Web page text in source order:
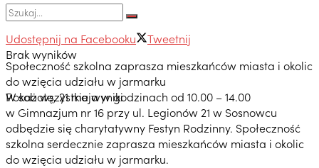
Brak wyników
Pokaż wszystkie wyniki
Udostępnij na Facebooku
Tweetnij
Społeczność szkolna zaprasza mieszkańców miasta i okolic
do wzięcia udziału w jarmarku
W sobotę, 21 maja w godzinach od 10.00 – 14.00
w Gimnazjum nr 16 przy ul. Legionów 21 w Sosnowcu
odbędzie się charytatywny Festyn Rodzinny. Społeczność
szkolna serdecznie zaprasza mieszkańców miasta i okolic
do wzięcia udziału w jarmarku.